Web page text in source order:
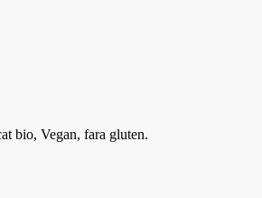
bio, Vegan, fara gluten.